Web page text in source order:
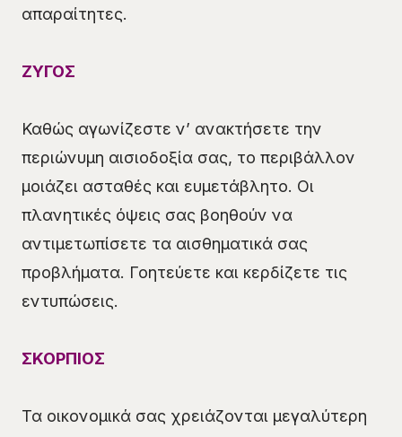
απαραίτητες.
ΖΥΓΟΣ
Καθώς αγωνίζεστε ν’ ανακτήσετε την
περιώνυμη αισιοδοξία σας, το περιβάλλον
μοιάζει ασταθές και ευμετάβλητο. Οι
πλανητικές όψεις σας βοηθούν να
αντιμετωπίσετε τα αισθηματικά σας
προβλήματα. Γοητεύετε και κερδίζετε τις
εντυπώσεις.
ΣΚΟΡΠΙΟΣ
Τα οικονομικά σας χρειάζονται μεγαλύτερη